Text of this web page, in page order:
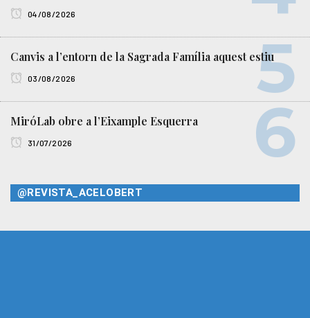
04/08/2026
Canvis a l’entorn de la Sagrada Família aquest estiu
03/08/2026
MiróLab obre a l’Eixample Esquerra
31/07/2026
@REVISTA_ACELOBERT